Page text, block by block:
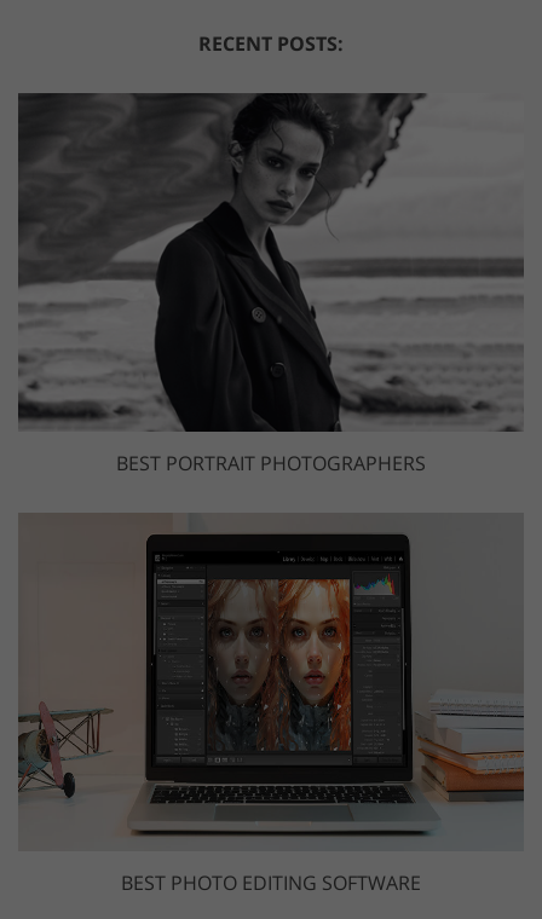
RECENT POSTS:
BEST PORTRAIT PHOTOGRAPHERS
BEST PHOTO EDITING SOFTWARE